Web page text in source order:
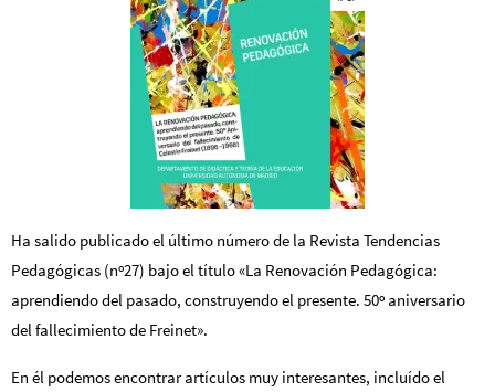
Ha salido publicado el último número de la Revista Tendencias
Pedagógicas (nº27) bajo el título «La Renovación Pedagógica:
aprendiendo del pasado, construyendo el presente. 50º aniversario
del fallecimientode Freinet».
En él podemos encontrar artículos muy interesantes, incluído el